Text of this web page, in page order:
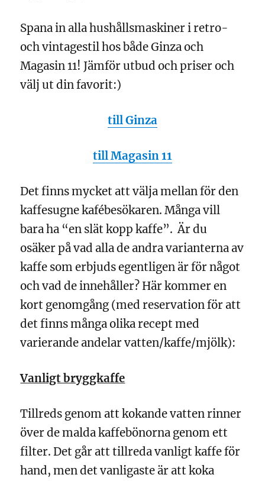
Spana in alla hushållsmaskiner i retro-
och vintagestil hos både Ginza och
Magasin 11! Jämför utbud och priser och
välj ut din favorit:)
till Ginza
till Magasin 11
Det finns mycket att välja mellan för den
kaffesugne kafébesökaren. Många vill
bara ha “en slät kopp kaffe”. Är du
osäker på vad alla de andra varianterna av
kaffe som erbjuds egentligen är för något
och vad de innehåller? Här kommer en
kort genomgång (med reservation för att
det finns många olika recept med
varierande andelar vatten/kaffe/mjölk):
Vanligt bryggkaffe
Tillreds genom att kokande vatten rinner
över de malda kaffebönorna genom ett
filter. Det går att tillreda vanligt kaffe för
hand, men det vanligaste är att koka